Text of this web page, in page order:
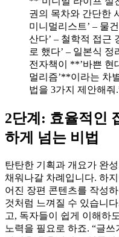
권의 목차와 간단한
미니멀리스트’ – 물
산다’ – 철학적 접근
로 했다’ – 일본식
전자책이 **’바쁜 현
멀리즘’**이라는 차
법을 3가지 제안해줘
2단계: 효율적인
하게 넘는 비법
탄탄한 기획과 개요가 완
채워나갈 차례입니다. 하
어진 장편 콘텐츠를 작성
것처럼 느껴질 수 있습니
고, 독자들이 쉽게 이해하
노력을 필요로 하죠. “글